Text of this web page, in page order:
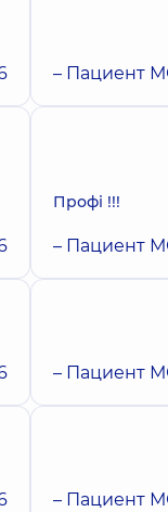
– Пациент
Профі !!!
– Пациент
– Пациент
– Пациент